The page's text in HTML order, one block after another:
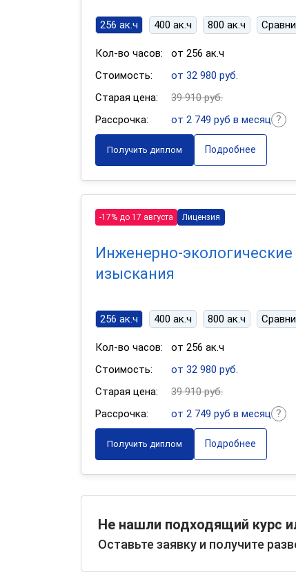
256 ак.ч 400 ак.ч 800 ак.ч
Кол-во часов:
от 256 ак.ч
Стоимость:
от 32 980 руб.
Старая цена:
39 910 руб.
Рассрочка:
от 2 749 руб в месяц
Получить диплом Подробнее
-17% до 17 августа Лицензия
Инженерно-экологические
изыскания
256 ак.ч 400 ак.ч 800 ак.ч
Кол-во часов:
от 256 ак.ч
Стоимость:
от 32 980 руб.
Старая цена:
39 910 руб.
Рассрочка:
от 2 749 руб в месяц
Получить диплом Подробнее
Не нашли подходящий курс
Оставьте заявку и получите